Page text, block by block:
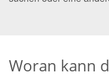
Woran kann